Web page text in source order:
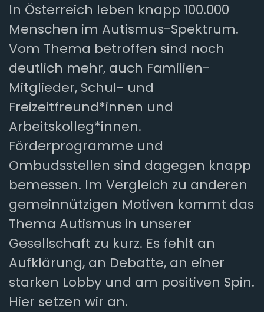
In Österreich leben knapp 100.000
Menschen im Autismus-Spektrum.
Vom Thema betroffen sind noch
deutlich mehr, auch Familien-
Mitglieder, Schul- und
Freizeitfreund*innen und
Arbeitskolleg*innen.
Förderprogramme und
Ombudsstellen sind dagegen knapp
bemessen. Im Vergleich zu anderen
gemeinnützigen Motiven kommt das
Thema Autismus in unserer
Gesellschaft zu kurz. Es fehlt an
Aufklärung, an Debatte, an einer
starken Lobby und am positiven Spin.
Hier setzen wir an.